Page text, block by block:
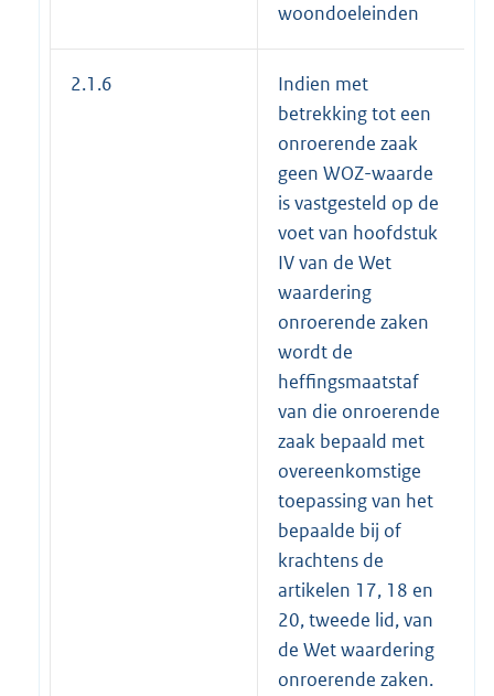
woondoeleinden
2.1.6
Indien met
betrekking tot een
onroerende zaak
geen WOZ-waarde
is vastgesteld op de
voet van hoofdstuk
IV van de Wet
waardering
onroerende zaken
wordt de
heffingsmaatstaf
van die onroerende
zaak bepaald met
overeenkomstige
toepassing van het
bepaalde bij of
krachtens de
artikelen 17, 18 en
20, tweede lid, van
de Wet waardering
onroerende zaken.